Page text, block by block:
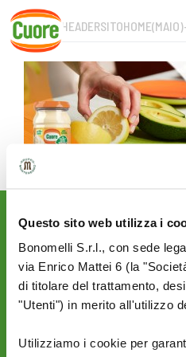
Questo sito web utilizza i
Bonomelli S.r.l., con sede
via Enrico Mattei 6 (la
di titolare del trattamento,
"Utenti") in merito all'utilizzo
Utilizziamo i cookie per
Skip
content
OC-CC-
Rimani
novità del
SEGUICI
PRIVACY